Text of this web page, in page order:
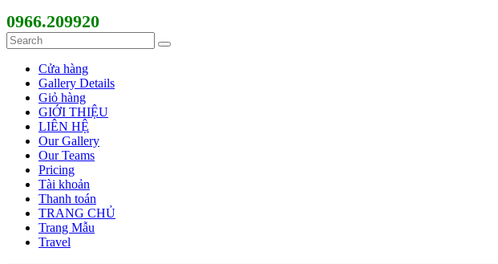
0966.209920
Cửa hàng
Gallery Details
Giỏ hàng
GIỚI THIỆU
LIÊN HỆ
Our Gallery
Our Teams
Pricing
Tài khoản
Thanh toán
TRANG CHỦ
Trang Mẫu
Travel